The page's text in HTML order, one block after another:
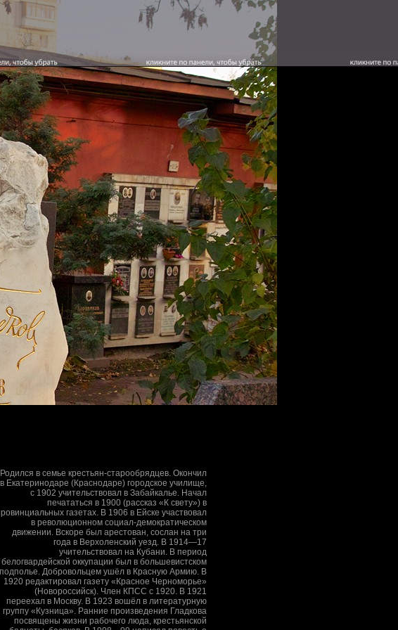
Родился в семье крестьян-старообрядцев. Окончил
в Екатеринодаре (Краснодаре) городское училище,
с 1902 учительствовал в Забайкалье. Начал
печататься в 1900 (рассказ «К свету») в
газетах. В 1906 в Ейске участвовал
в революционном социал-демократическом
движении. Вскоре был арестован, сослан на три
года в Верхоленский уезд. В 1914—17
учительствовал на Кубани. В период
белогвардейской оккупации был в большевистском
подполье. Добровольцем ушёл в Красную Армию. В
1920 редактировал газету «Красное Черноморье»
(Новороссийск). Член КПСС с 1920. В 1921
переехал в Москву. В 1923 вошёл в литературную
группу «Кузница». Ранние произведения Гладкова
посвящены жизни рабочего люда, крестьянской